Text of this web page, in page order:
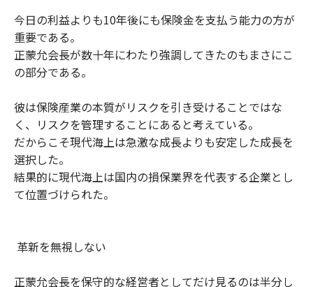
今日の利益よりも10年後にも保険金を支払う能力の方が
重要である。
正蒙允会長が数十年にわたり強調してきたのもまさにこ
の部分である。
彼は保険産業の本質がリスクを引き受けることではな
く、リスクを管理することにあると考えている。
だからこそ現代海上は急激な成長よりも安定した成長を
選択した。
結果的に現代海上は国内の損保業界を代表する企業とし
て位置づけられた。
革新を無視しない
正蒙允会長を保守的な経営者としてだけ見るのは半分し